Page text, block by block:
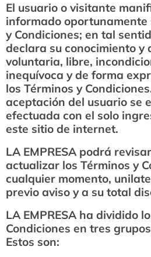
El usuario o visitante
informado oportunamente
y Condiciones; en tal
declara su conocimiento y
voluntaria, libre,
inequívoca y de forma
los Términos y
aceptación del usuario se
efectuada con el solo
este sitio de internet.
LA EMPRESA podrá
actualizar los Términos y
cualquier momento,
previo aviso y a su total
LA EMPRESA ha dividido
Condiciones en tres
Estos son: